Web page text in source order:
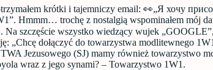
krótki i tajemniczy email: 👀„Я хочу
Hmmm… trochę z nostalgią wspominałem mój
Na szczęście wszystko wiedzący wujek
„Chcę dołączyć do towarzystwa modlitewnego
Jezusowego (SJ) mamy również towarzystwo
wraz z jego synami? – Towarzystwo 1W1.